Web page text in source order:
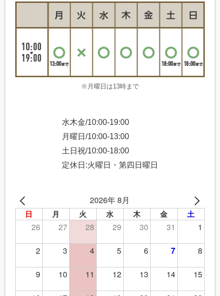
※月曜日は13時まで
水木金/10:00-19:00
月曜日/10:00-13:00
土日祝/10:00-18:00
定休日:火曜日・第四日曜日
2026年 8月
日 月 火 水 木 金 土
26 27 28 29 30 31
1
2
3 4 5 6 7
8
9
10 11 12 13 14
15